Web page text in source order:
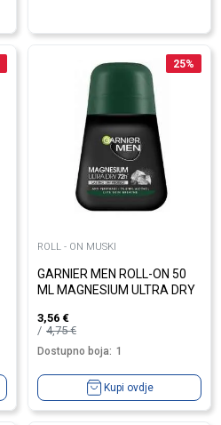
25%
ROLL - ON MUSKI
GARNIER MEN ROLL-ON 50
ML MAGNESIUM ULTRA DRY
3,56 €
4,75€
Dostupno boja: 1
Kupi ovdje